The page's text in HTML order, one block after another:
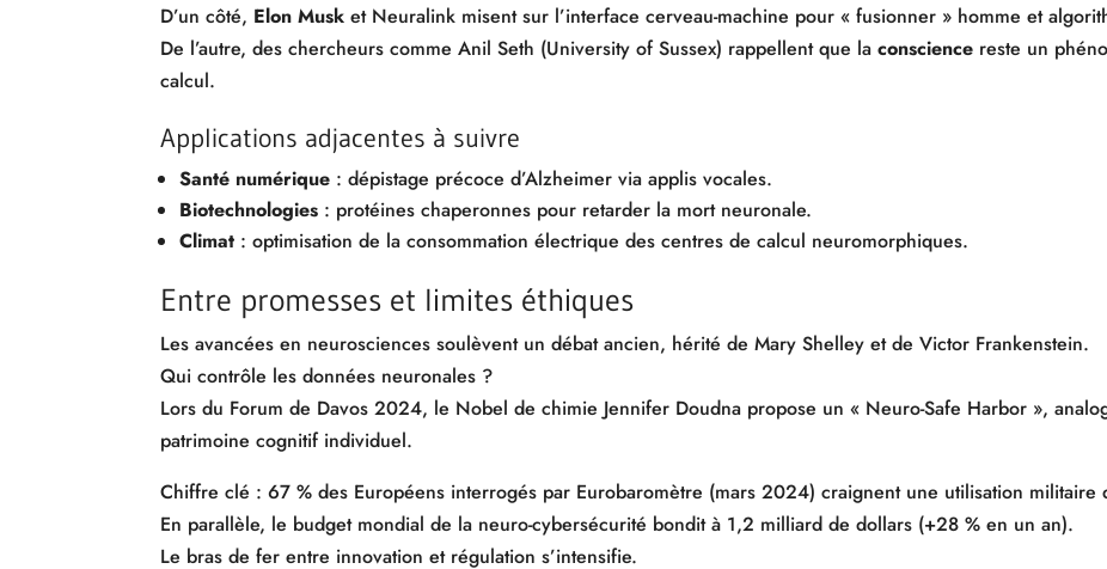
D’un côté, Elon Musk et Neuralink misent sur l’interface cerveau-machine pour « fusionner » homme et
De l’autre, des chercheurs comme Anil Seth (University of Sussex) rappellent que laconscience reste un
calcul.
Applications adjacentes à suivre
Santé numérique : dépistage précoce d’Alzheimer via applis vocales.
Biotechnologies : protéines chaperonnes pour retarder la mort neuronale.
Climat : optimisation de la consommation électrique des centres de calcul neuromorphiques.
Entre promesses et limites éthiques
Les avancées en neurosciences soulèvent un débat ancien, hérité de Mary Shelley et de Victor Frankenstein.
Qui contrôle les données neuronales ?
Lors du Forum de Davos 2024, le Nobel de chimie Jennifer Doudna propose un « Neuro-Safe Harbor »,
patrimoine cognitif individuel.
Chiffre clé : 67 % des Européens interrogés par Eurobaromètre (mars 2024) craignent une utilisation militaire
En parallèle, le budget mondial de la neuro-cybersécurité bondit à 1,2 milliard de dollars (+28 % en un an).
Le bras de fer entre innovation et régulation s’intensifie.